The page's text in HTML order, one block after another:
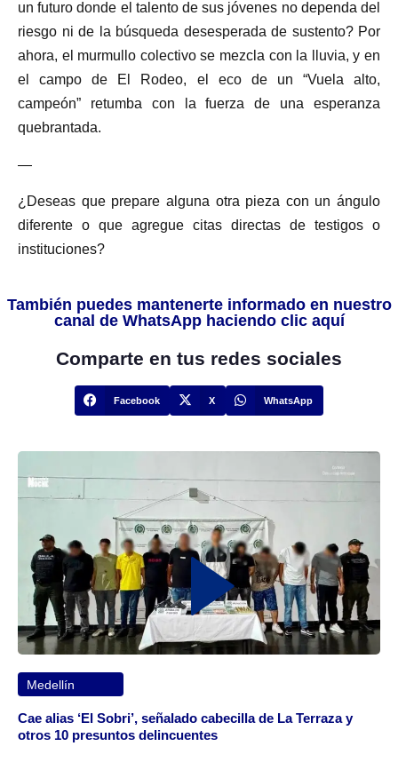
un futuro donde el talento de sus jóvenes no dependa del
riesgo ni de la búsqueda desesperada de sustento? Por
ahora, el murmullo colectivo se mezcla con la lluvia, y en
el campo de El Rodeo, el eco de un “Vuela alto,
campeón” retumba con la fuerza de una esperanza
quebrantada.
—
¿Deseas que prepare alguna otra pieza con un ángulo
diferente o que agregue citas directas de testigos o
instituciones?
También puedes mantenerte informado en nuestro
canal de WhatsApp haciendo clic aquí
Comparte en tus redes sociales
Facebook X WhatsApp
Medellín
Cae alias ‘El Sobri’, señalado cabecilla de La Terraza y
otros 10 presuntos delincuentes